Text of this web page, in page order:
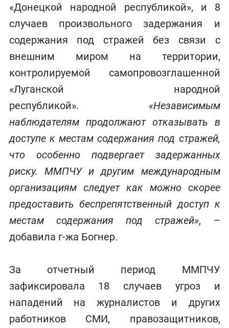
«Донецкой народной республикой», и 8
случаев произвольного задержания и
содержания под стражей без связи с
внешним миром на территории,
контролируемой самопровозглашенной
«Луганской народной
республикой». «Независимым
наблюдателям продолжают отказывать в
доступе к местам содержания под стражей,
что особенно подвергает задержанных
риску. ММПЧУ и другим международным
организациям следует как можно скорее
предоставить беспрепятственный доступ к
местам содержания под стражей», –
добавила г-жа Богнер.
За отчетный период ММПЧУ
зафиксировала 18 случаев угроз и
нападений на журналистов и других
работников СМИ, правозащитников,